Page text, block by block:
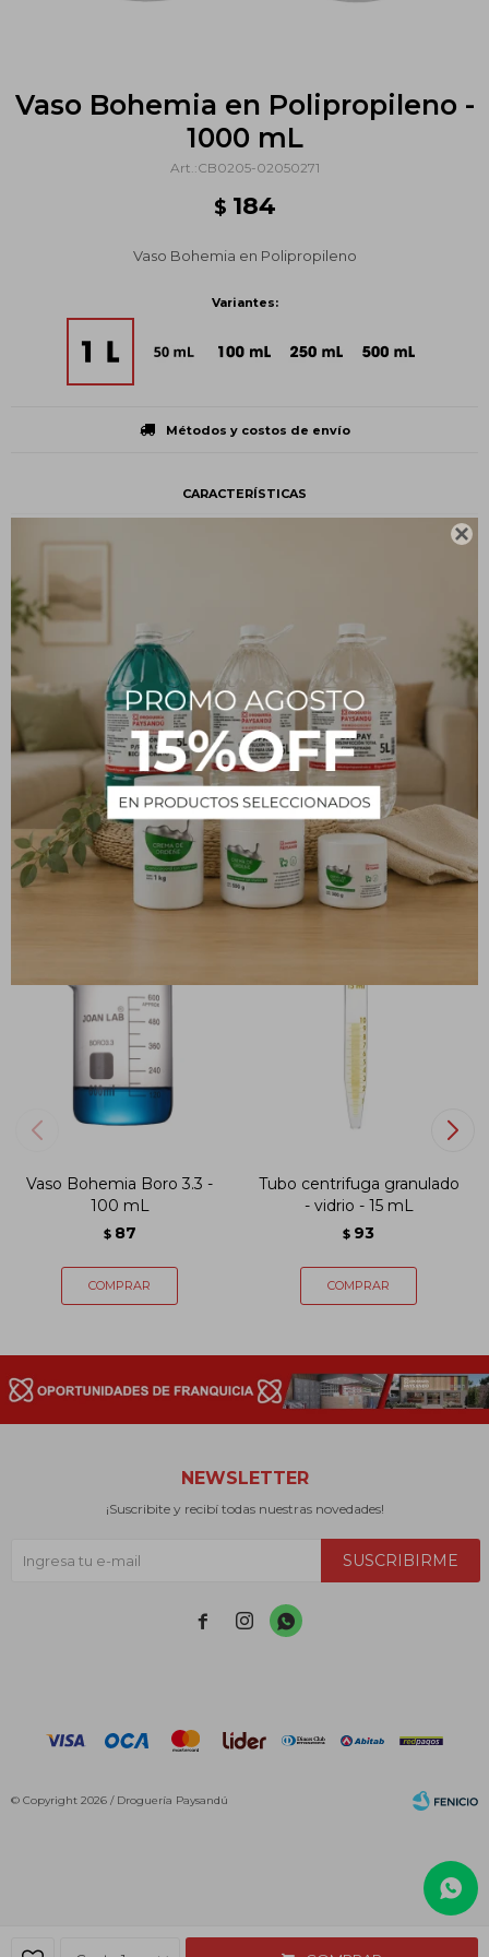

Vaso Bohemia en Polipropileno -
1000 mL
CB0205-02050271
$ 184
Vaso Bohemia en Polipropileno
Variantes:
Métodos y costos de envío
CARACTERÍSTICAS
Descripción
Vaso Bohemia en Polipropileno
PRODUCTOS QUE TE PUEDEN INTERESAR
Vaso Bohemia Boro 3.3 -
100 mL
$ 87
Tubo centrifuga granulado
- vidrio - 15 mL
$ 93
NEWSLETTER
¡Suscribite y recibí todas nuestras novedades!
SUSCRIBIRME
  
© Copyright 2026 / Droguería Paysandú